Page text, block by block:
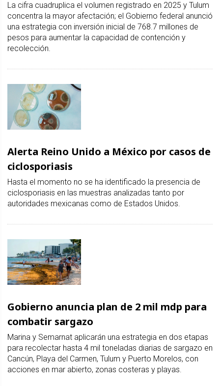
La cifra cuadruplica el volumen registrado en 2025 y Tulum
concentra la mayor afectación; el Gobierno federal anunció
una estrategia con inversión inicial de 768.7 millones de
pesos para aumentar la capacidad de contención y
recolección.
Alerta Reino Unido a México por casos de
ciclosporiasis
Hasta el momento no se ha identificado la presencia de
ciclosporiasis en las muestras analizadas tanto por
autoridades mexicanas como de Estados Unidos.
Gobierno anuncia plan de 2 mil mdp para
combatir sargazo
Marina y Semarnat aplicarán una estrategia en dos etapas
para recolectar hasta 4 mil toneladas diarias de sargazo en
Cancún, Playa del Carmen, Tulum y Puerto Morelos, con
acciones en mar abierto, zonas costeras y playas.